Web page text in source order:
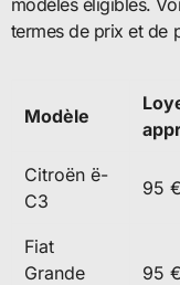
termes de prix et de
Modèle
Citroën ë-
C3
95 €
Fiat
Grande
95 €